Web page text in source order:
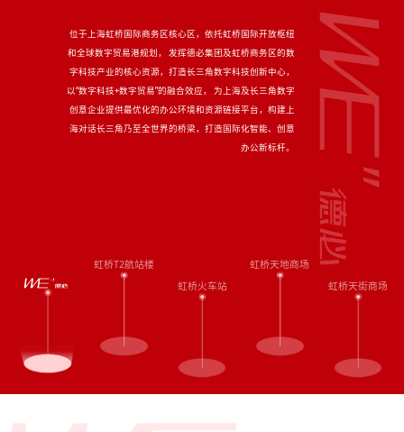
位于上海虹桥国际商务区核心区，依托虹桥国际开放枢纽
和全球数字贸易港规划， 发挥德必集团及虹桥商务区的数
字科技产业的核心资源，打造长三角数字科技创新中心，
以“数字科技+数字贸易”的融合效应， 为上海及长三角数字
创意企业提供最优化的办公环境和资源链接平台，构建上
海对话长三角乃至全世界的桥梁，打造国际化智能、创意
办公新标杆。
虹桥T2航站楼
虹桥火车站
虹桥天地商场
虹桥天街商场